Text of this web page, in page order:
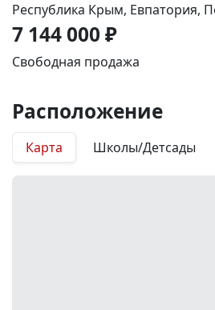
Республика Крым, Евпатория,
7 144 000 ₽
Свободная продажа
Расположение
Карта Школы/Детсады